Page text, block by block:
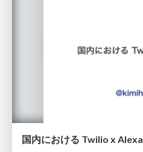
国内における Twilio x Alexa